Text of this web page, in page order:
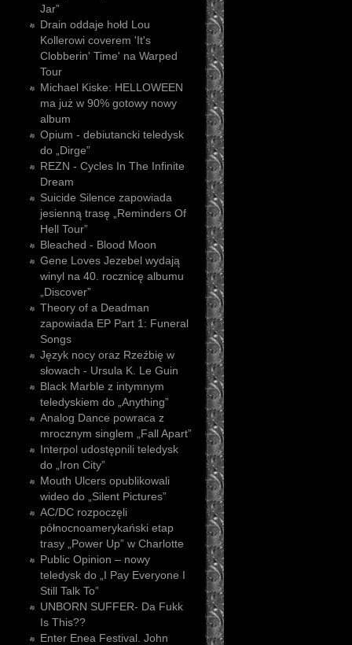
Jar”
Drain oddaje hołd Lou
Kollerowi coverem 'It's
Clobberin' Time' na Warped
Tour
Michael Kiske: HELLOWEEN
ma już w 90% gotowy nowy
album
Opium - debiutancki teledysk
do „Dirge”
REZN - Cycles In The Infinite
Dream
Suicide Silence zapowiada
jesienną trasę „Reminders Of
Hell Tour”
Bleached - Blood Moon
Gene Loves Jezebel wydają
winyl na 40. rocznicę albumu
„Discover”
Theory of a Deadman
zapowiada EP Part 1: Funeral
Songs
Język nocy oraz Rzeźbię w
słowach - Ursula K. Le Guin
Black Marble z intymnym
teledyskiem do „Anything”
Analog Dance powraca z
mrocznym singlem „Fall Apart”
Interpol udostępnili teledysk
do „Iron City”
Mouth Ulcers opublikowali
wideo do „Silent Pictures”
AC/DC rozpoczęli
północnoamerykański etap
trasy „Power Up” w Charlotte
Public Opinion – nowy
teledysk do „I Pay Everyone I
Still Talk To”
UNBORN SUFFER- Da Fukk
Is This??
Enter Enea Festival. John